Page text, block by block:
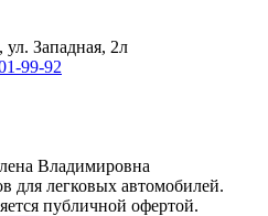
ул. Западная, 2л
99-92
Владимировна
для легковых автомобилей.
публичной офертой.